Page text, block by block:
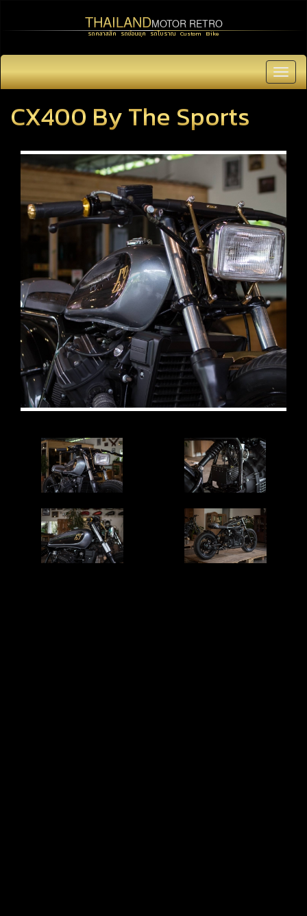
THAILANDMOTOR RETRO
รถคลาสสิค รถย้อนยุค รถโบราณ Custom Bike
CX400 By The Sports